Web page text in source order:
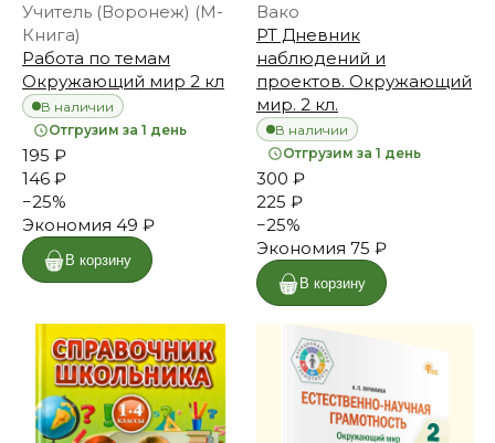
Учитель (Воронеж) (М-
Книга)
Работа по темам
Окружающий мир 2 кл
В наличии
Отгрузим за 1 день
195 ₽
146 ₽
−25%
Экономия 49 ₽
В корзину
Вако
РТ Дневник
наблюдений и
проектов. Окружающий
мир. 2 кл.
В наличии
Отгрузим за 1 день
300 ₽
225 ₽
−25%
Экономия 75 ₽
В корзину